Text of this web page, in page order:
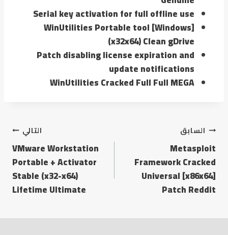
Serial key activation for full offline use
WinUtilities Portable tool [Windows]
(x32x64) Clean gDrive
Patch disabling license expiration and
update notifications
WinUtilities Cracked Full Full MEGA
السابق
Metasploit
Framework Cracked
Universal [x86x64]
Patch Reddit
التالي
VMware Workstation
Portable + Activator
Stable (x32-x64)
Lifetime Ultimate